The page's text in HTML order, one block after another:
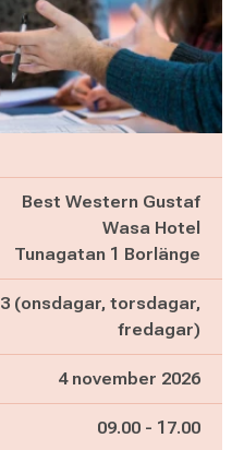
Best Western Gustaf
Wasa Hotel
Tunagatan 1 Borlänge
3 (onsdagar, torsdagar,
fredagar)
4 november 2026
Pågår mellan
09.00 - och
17.00